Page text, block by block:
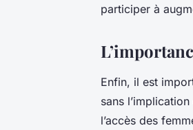
participer à
Enfin, il est
sans l’implication
l’accès des